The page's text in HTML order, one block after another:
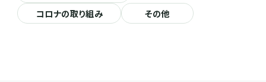
コロナの取り組み
その他